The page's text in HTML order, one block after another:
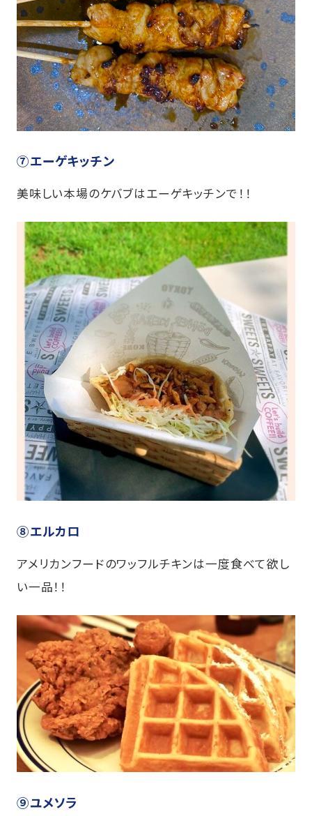
⑦エーゲキッチン
美味しい本場のケバブはエーゲキッチンで！！
⑧エルカロ
アメリカンフードのワッフルチキンは一度食べて欲し
い一品！！
⑨ユメソラ